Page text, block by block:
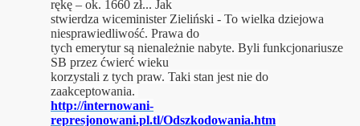
rękę – ok. 1660 zł... Jak
stwierdza wiceminister Zieliński - To wielka dziejowa
niesprawiedliwość. Prawa do
tych emerytur są nienależnie nabyte. Byli funkcjonariusze
SB przez ćwierć wieku
korzystali z tych praw. Taki stan jest nie do
zaakceptowania.
http://internowani-
represjonowani.pl.tl/Odszkodowania.htm